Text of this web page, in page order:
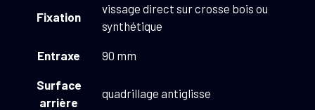
Fixation
vissage direct sur crosse bois ou
synthétique
Entraxe 90 mm
Surface
arrière
quadrillage antiglisse